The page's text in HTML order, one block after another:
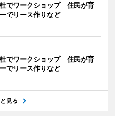
でワークショップ 住民が育
でリース作りなど
でワークショップ 住民が育
でリース作りなど
見る